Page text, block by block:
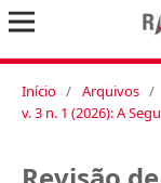
Início / Arquivos /
v. 3 n. 1 (2026): A